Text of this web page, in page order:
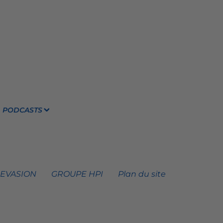
PODCASTS
GROUPE HPI Plan du site